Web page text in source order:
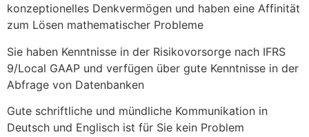
konzeptionelles Denkvermögen und haben eine Affinität
zum Lösen mathematischer Probleme
Sie haben Kenntnisse in der Risikovorsorge nach IFRS
9/Local GAAP und verfügen über gute Kenntnisse in der
Abfrage von Datenbanken
Gute schriftliche und mündliche Kommunikation in
Deutsch und Englisch ist für Sie kein Problem